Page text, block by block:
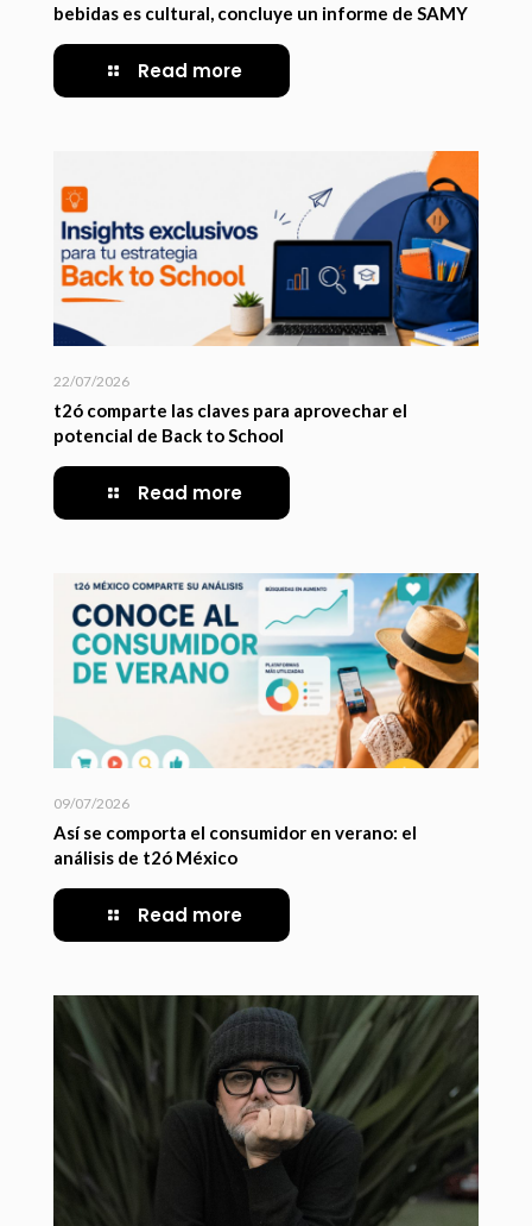
bebidas es cultural, concluye un informe de SAMY
Read more
22/07/2026
t2ó comparte las claves para aprovechar el
potencial de Back to School
Read more
09/07/2026
Así se comporta el consumidor en verano: el
análisis de t2ó México
Read more